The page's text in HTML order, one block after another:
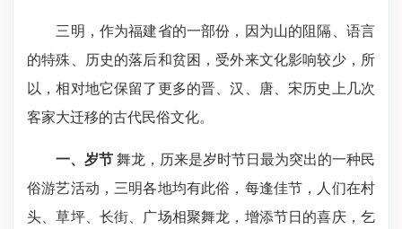
三明，作为福建省的一部份，因为山的阻隔、语言
的特殊、历史的落后和贫困，受外来文化影响较少，所
以，相对地它保留了更多的晋、汉、唐、宋历史上几次
客家大迁移的古代民俗文化。
一、岁节 舞龙，历来是岁时节日最为突出的一种民
俗游艺活动，三明各地均有此俗，每逢佳节，人们在村
头、草坪、长街、广场相聚舞龙，增添节日的喜庆，乞